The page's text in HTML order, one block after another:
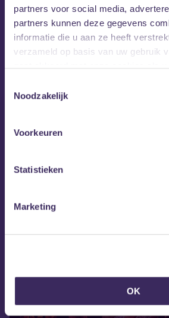
partners voor social media,
partners kunnen deze gegevens
informatie die u aan ze heeft
verzameld op basis van uw gebruik
Noodzakelijk
Voorkeuren
Statistieken
Marketing
OK
MEZZ tipt
vr 28 aug
40UP